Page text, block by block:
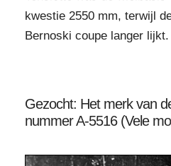
kwestie 2550 mm, terwijl
Bernoski coupe langer lijkt.
Gezocht: Het merk van
nummer A-5516 (Vele